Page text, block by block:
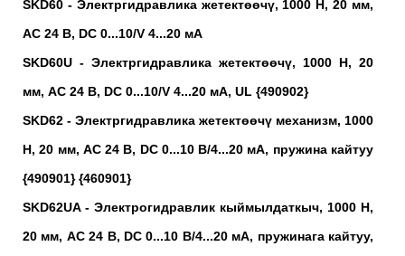
SKD60 - Электргидравлика жетектөөчү, 1000 Н, 20 мм,
AC 24 В, DC 0...10/V 4...20 мА
SKD60U - Электргидравлика жетектөөчү, 1000 Н, 20
мм, AC 24 В, DC 0...10/V 4...20 мА, UL {490902}
SKD62 - Электргидравлика жетектөөчү механизм, 1000
Н, 20 мм, AC 24 В, DC 0...10 В/4...20 мА, пружина кайтуу
{490901} {460901}
SKD62UA - Электрогидравлик кыймылдаткыч, 1000 Н,
20 мм, AC 24 В, DC 0...10 В/4...20 мА, пружинага кайтуу,